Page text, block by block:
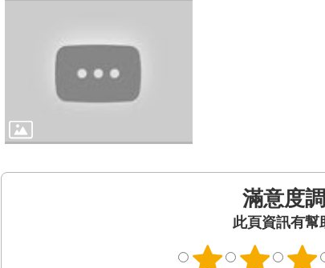
滿意度
此頁資訊有幫